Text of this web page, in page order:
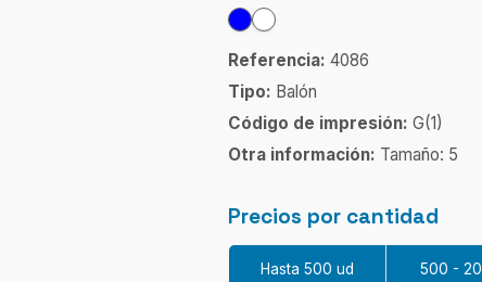
Referencia: 4086
Tipo: Balón
Código de impresión: G(1)
Otra información: Tamaño: 5
Precios por cantidad
Hasta 500 ud 500 -